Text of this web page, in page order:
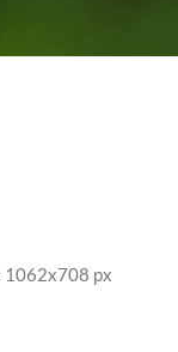
1062x708 px